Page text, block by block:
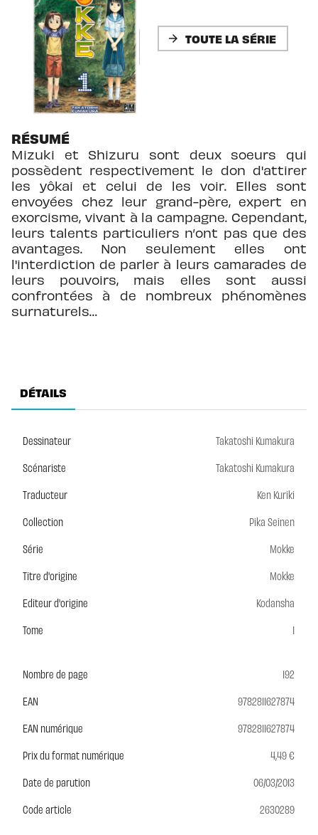
arrow_forward TOUTE LA SÉRIE
RÉSUMÉ
Mizuki et Shizuru sont deux soeurs qui
possèdent respectivement le don d'attirer
les yôkai et celui de les voir. Elles sont
envoyées chez leur grand-père, expert en
exorcisme, vivant à la campagne. Cependant,
leurs talents particuliers n’ont pas que des
avantages. Non seulement elles ont
l'interdiction de parler à leurs camarades de
leurs pouvoirs, mais elles sont aussi
confrontées à de nombreux phénomènes
surnaturels…
DÉTAILS
Dessinateur
Takatoshi Kumakura
Scénariste
Takatoshi Kumakura
Traducteur
Ken Kuriki
Collection
Pika Seinen
Série
Mokke
Titre d'origine
Mokke
Editeur d'origine
Kodansha
Tome
1
Nombre de page
192
EAN
9782811627874
EAN numérique
9782811627874
Prix du format numérique
4,49 €
Date de parution
06/03/2013
Code article
2630289